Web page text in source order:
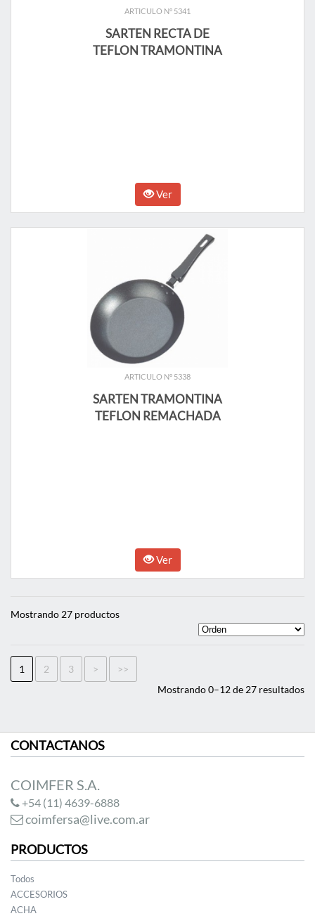
ARTICULO N° 5341
SARTEN RECTA DE
TEFLON TRAMONTINA
Ver
ARTICULO N° 5338
SARTEN TRAMONTINA
TEFLON REMACHADA
Ver
Mostrando 27 productos
1 2 3 >
>>
Mostrando 0–12 de 27 resultados
CONTACTANOS
COIMFER S.A.
+54 (11) 4639-6888
coimfersa@live.com.ar
PRODUCTOS
Todos
ACCESORIOS
ACHA